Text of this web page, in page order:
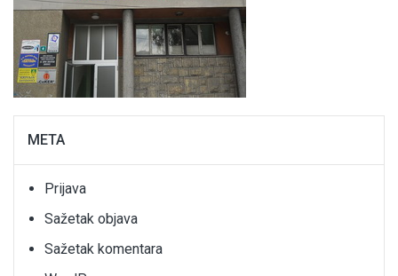
META
Prijava
Sažetak objava
Sažetak komentara